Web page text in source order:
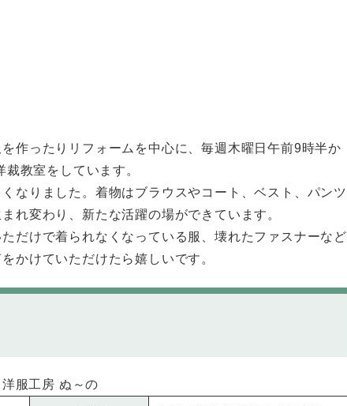
作ったりリフォームを中心に、毎週木曜日午前9時半か
教室をしています。
なりました。着物はブラウスやコート、ベスト、パンツ
れ変わり、新たな活躍の場ができています。
だけで着られなくなっている服、壊れたファスナーなど
かけていただけたら嬉しいです。
洋服工房 ぬ～の